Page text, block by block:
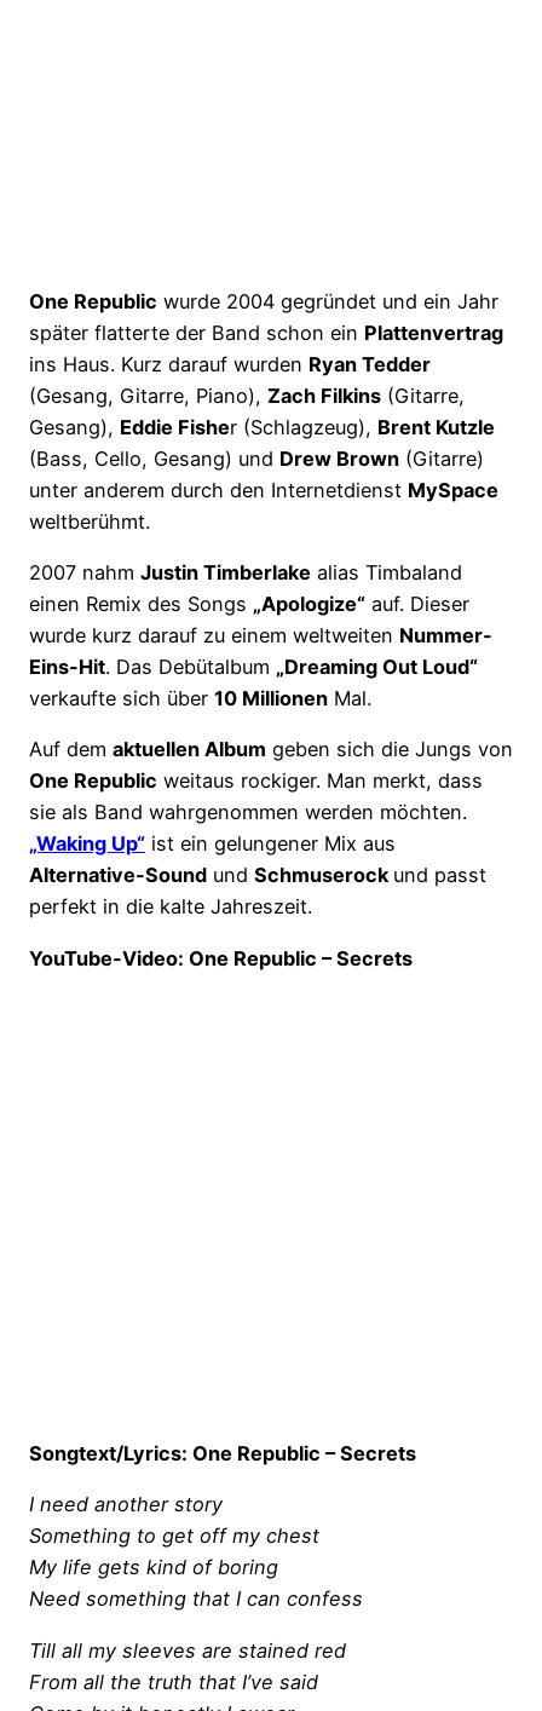
One Republic wurde 2004 gegründet und ein Jahr
später flatterte der Band schon ein Plattenvertrag
ins Haus. Kurz darauf wurden Ryan Tedder
(Gesang, Gitarre, Piano), Zach Filkins (Gitarre,
Gesang), Eddie Fisher (Schlagzeug), Brent Kutzle
(Bass, Cello, Gesang) und Drew Brown (Gitarre)
unter anderem durch den Internetdienst MySpace
weltberühmt.
2007 nahm Justin Timberlake alias Timbaland
einen Remix des Songs „Apologize“ auf. Dieser
wurde kurz darauf zu einem weltweiten Nummer-
Eins-Hit. Das Debütalbum „Dreaming Out Loud“
verkaufte sich über 10 Millionen Mal.
Auf dem aktuellen Album geben sich die Jungs von
One Republic weitaus rockiger. Man merkt, dass
sie als Band wahrgenommen werden möchten.
„Waking Up“ ist ein gelungener Mix aus
Alternative-Sound und Schmuserock und passt
perfekt in die kalte Jahreszeit.
YouTube-Video: One Republic – Secrets
Songtext/Lyrics: One Republic – Secrets
I need another story
Something to get off my chest
My life gets kind of boring
Need something that I can confess
Till all my sleeves are stained red
From all the truth that I’ve said